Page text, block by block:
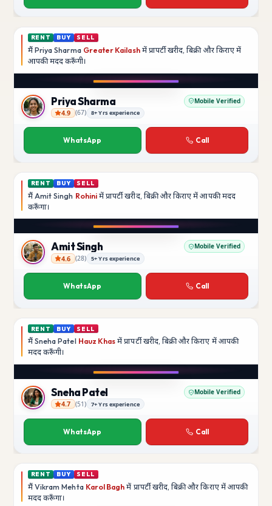
RENT BUY SELL
मैं Priya Sharma Greater Kailashमें प्रापर्टी खरीद, बिक्री और किराए में
आपकी मददकरूँगी।
Priya Sharma
Priya Sharma Mobile Verified
4.9 (67) 8+ Yrs experience
WhatsApp Call
RENT BUY SELL
मैं Amit Singh Rohiniमें प्रापर्टी खरीद, बिक्री और किराए में आपकी मदद
करूँगा।
Amit Singh
Amit Singh Mobile Verified
4.6 (28) 5+ Yrs experience
WhatsApp Call
RENT BUY SELL
मैं Sneha Patel Hauz Khas में प्रापर्टी खरीद, बिक्री और किराए में आपकी
मददकरूँगी।
Sneha Patel
Sneha Patel Mobile Verified
4.7 (51) 7+ Yrs experience
WhatsApp Call
RENT BUY SELL
मैं Vikram Mehta Karol Bagh में प्रापर्टी खरीद, बिक्री और किराए में आपकी
मददकरूँगा।